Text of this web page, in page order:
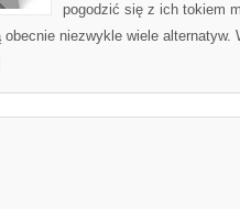
pogodzić się z ich tokiem
niezwykle wiele